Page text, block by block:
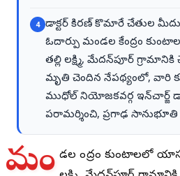
4
డాక్టర్ కిరణ్ కొమారే చేతుల
ఓదార్పు మండల కేంద్రం
తల్లి లక్ష్మి, మేదన్‌పూర్
మృతి చెందిన నేపథ్యంలో, వారి
ముధోల్ నియోజకవర్గ ఇన్‌చార్జ్
పరామర్శించి, ప్రగాఢ
మం డల కేంద్రం కుంటాలలో